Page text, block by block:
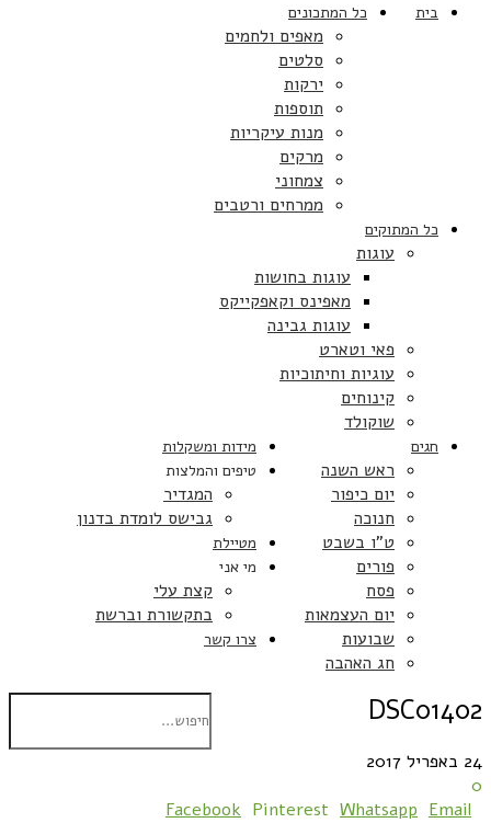
בית כל המתכונים
מאפים ולחמים
סלטים
ירקות
תוספות
מנות עיקריות
מרקים
צמחוני
ממרחים ורטבים
כל המתוקים
עוגות
עוגות בחושות
מאפינס וקאפקייקס
עוגות גבינה
פאי וטארט
עוגיות וחיתוכיות
קינוחים
שוקולד
חגים
ראש השנה
יום כיפור
חנוכה
ט”ו בשבט
פורים
פסח
יום העצמאות
שבועות
חג האהבה
מידות ומשקלות
טיפים והמלצות
המגדיר
גבישס לומדת בדנון
מטיילת
מי אני
קצת עלי
בתקשורת וברשת
צרו קשר
DSC01402
24 באפריל 2017
0
Facebook Pinterest Whatsapp Email